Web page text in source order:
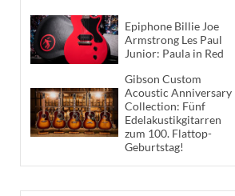
Epiphone Billie Joe
Armstrong Les Paul
Junior: Paula in Red
Gibson Custom
Acoustic Anniversary
Collection: Fünf
Edelakustikgitarren
zum 100. Flattop-
Geburtstag!